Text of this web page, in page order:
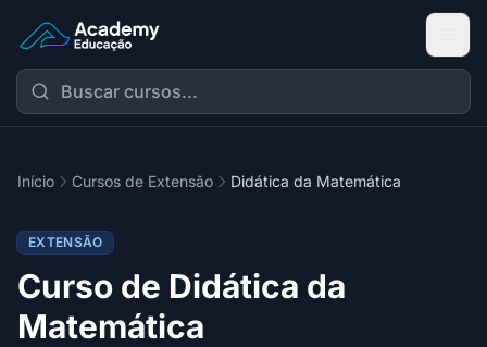
Academy Extensão
Início Cursos de Extensão Didática da Matemática
EXTENSÃO
Curso de Didática da
Matemática